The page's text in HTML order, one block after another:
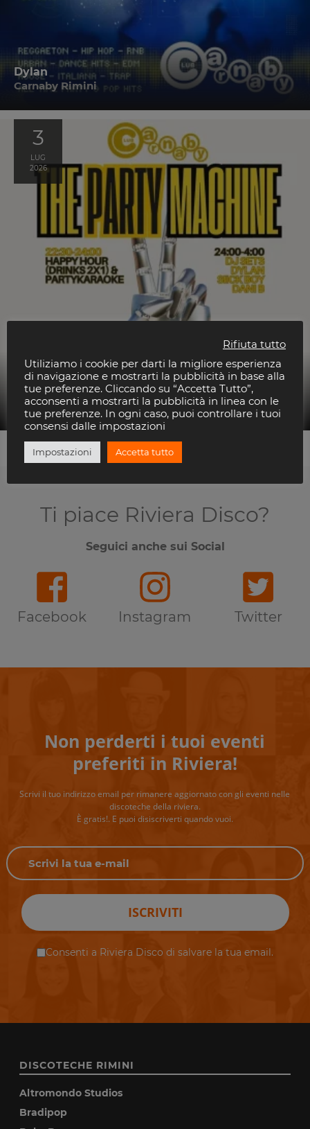
Dylan
Carnaby Rimini
3
LUG
2026
Dylan
Carnaby Rimini
Ti piace Riviera Disco?
Seguici anche sui Social
Facebook Instagram Twitter
Non perderti i tuoi eventi
preferiti in Riviera!
Scrivi il tuo indirizzo email per rimanere aggiornato con gli eventi nelle
discoteche della riviera.
È gratis!. E puoi disiscriverti quando vuoi.
ISCRIVITI
Consenti a Riviera Disco di salvare la tua email.
DISCOTECHE RIMINI
Altromondo Studios
Bradipop
Rifiuta tutto
Utiliziamo i cookie per darti la migliore esperienza
di navigazione e mostrarti la pubblicità in base alla
tue preferenze. Cliccando su “Accetta Tutto”,
acconsenti a mostrarti la pubblicità in linea con le
tue preferenze. In ogni caso, puoi controllare i tuoi
consensi dalle impostazioni
Impostazioni Accetta tutto